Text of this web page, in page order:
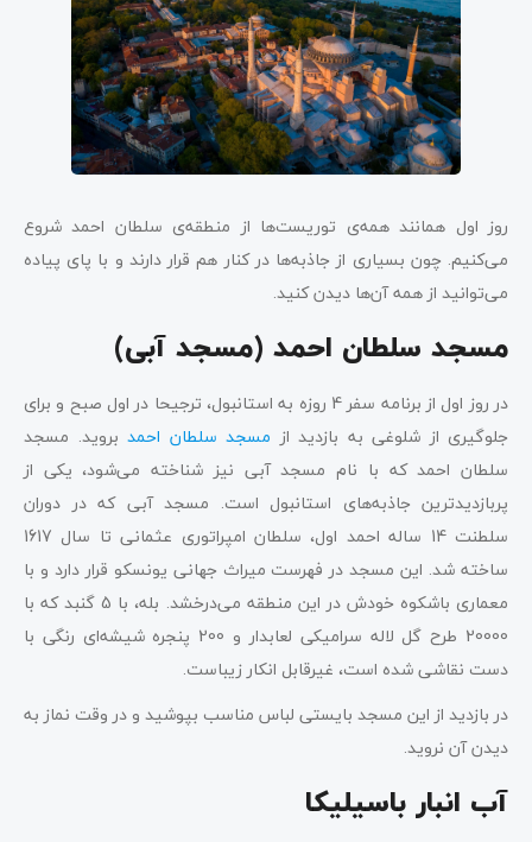
روز اول همانند همه‌ی توریست‌ها از منطقه‌ی سلطان احمد شروع
می‌کنیم. چون بسیاری از جاذبه‌ها در کنار هم قرار دارند و با پای پیاده
می‌توانید از همه آ‌ن‌ها دیدن کنید.
مسجد سلطان احمد (مسجد آبی)
در روز اول از برنامه سفر 4 روزه به استانبول، ترجیحا در اول صبح و برای
جلوگیری از شلوغی به بازدید از مسجد سلطان احمد بروید. مسجد
سلطان احمد که با نام مسجد آبی نیز شناخته می‌شود، یکی از
پربازدیدترین جاذبه‌های استانبول است. مسجد آبی که در دوران
سلطنت 14 ساله احمد اول، سلطان امپراتوری عثمانی تا سال 1617
ساخته شد. این مسجد در فهرست میراث جهانی یونسکو قرار دارد و با
معماری باشکوه خودش در این منطقه می‌درخشد. بله، با 5 گنبد که با
20000 طرح گل لاله سرامیکی لعابدار و 200 پنجره شیشه‌ای رنگی با
دست نقاشی شده است، غیرقابل انکار زیباست.
در بازدید از این مسجد بایستی لباس مناسب بپوشید و در وقت نماز به
دیدن آن نروید.
آب انبار باسیلیکا